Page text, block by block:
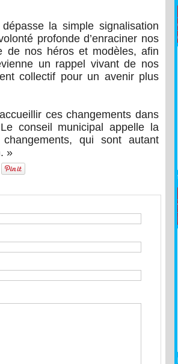
la simple signalisation
profonde d’enraciner nos
de nos héros et modèles, afin
un rappel vivant de nos
collectif pour un avenir plus
ces changements dans
conseil municipal appelle la
qui sont autant
»